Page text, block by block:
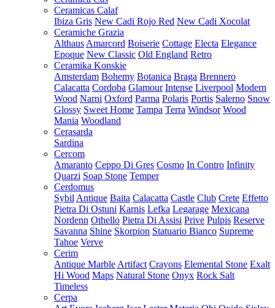
Ceramicas Calaf
Ibiza Gris New Cadi Rojo Red New Cadi Xocolat
Ceramiche Grazia
Althaus Amarcord Boiserie Cottage Electa Elegance
Epoque New Classic Old England Retro
Ceramika Konskie
Amsterdam Bohemy Botanica Braga Brennero
Calacatta Cordoba Glamour Intense Liverpool Modern
Wood Narni Oxford Parma Polaris Portis Salerno Snow
Glossy Sweet Home Tampa Terra Windsor Wood
Mania Woodland
Cerasarda
Sardina
Cercom
Amaranto Ceppo Di Gres Cosmo In Contro Infinity
Quarzi Soap Stone Temper
Cerdomus
Sybil Antique Baita Calacatta Castle Club Crete Effetto
Pietra Di Ostuni Karnis Lefka Legarage Mexicana
Nordenn Othello Pietra Di Assisi Prive Pulpis Reserve
Savanna Shine Skorpion Statuario Bianco Supreme
Tahoe Verve
Cerim
Antique Marble Artifact Crayons Elemental Stone Exalt
Hi Wood Maps Natural Stone Onyx Rock Salt
Timeless
Cerpa